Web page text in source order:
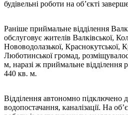
будівельні роботи на об’єкті
Раніше приймальне відділення
обслуговує жителів Валківської,
Нововодолазької, Краснокутської,
Люботинської громад,
м, наразі ж приймальне відділення
440 кв. м.
Відділення автономно підключено
водопостачання, каналізації. На